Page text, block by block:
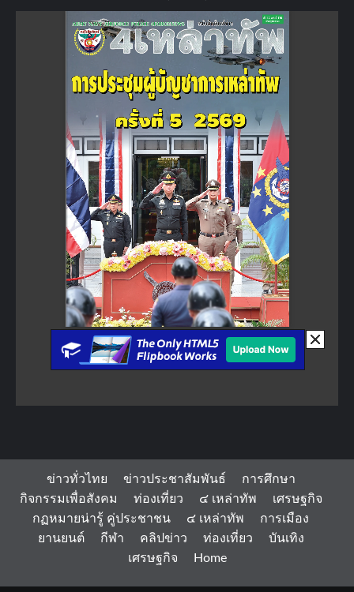
ข่าวทั่วไทย ข่าวประชาสัมพันธ์
การศึกษา
กิจกรรมเพื่อสังคม
ท่องเที่ยว ๔ เหล่าทัพ
เศรษฐกิจ
กฏหมายน่ารู้ คู่ประชาชน
๔ เหล่าทัพ
การเมือง
ยานยนต์
กีฬา คลิปข่าว ท่องเที่ยว
บันเทิง
เศรษฐกิจ
Home